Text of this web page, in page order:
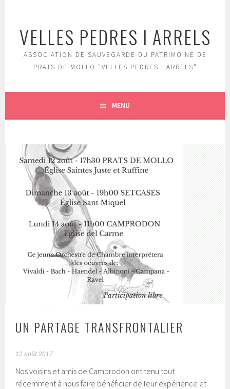
contenu
principal
VELLES PEDRES I ARRELS
ASSOCIATION DE SAUVEGARDE DU PATRIMOINE DE
PRATS DE MOLLO "VELLES PEDRES I ARRELS"
MENU
UN PARTAGE TRANSFRONTALIER
12 août 2017
Nos voisins et amis de Camprodon ont tenu tout
récemment à nous faire bénéficier de leur expérience et